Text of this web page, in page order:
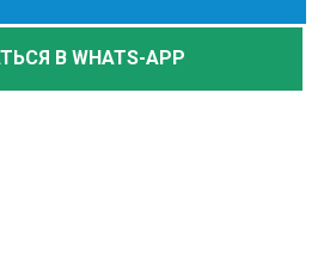
В WHATS-APP